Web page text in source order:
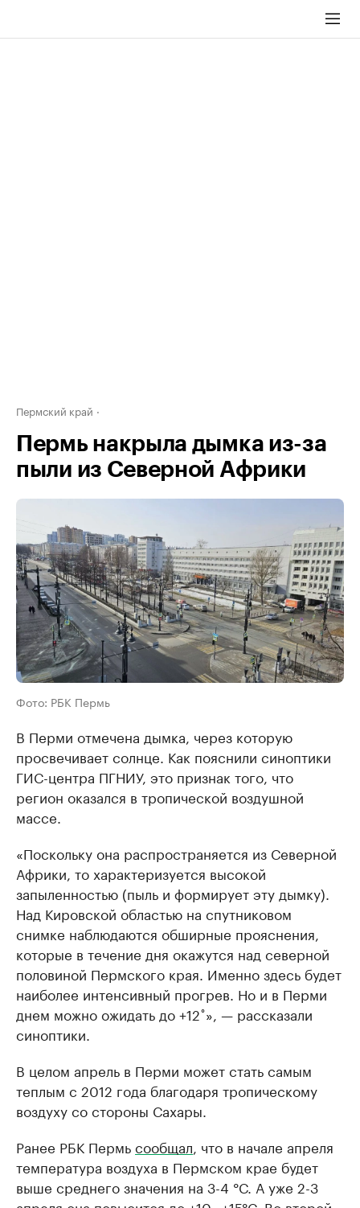
Пермский край
Пермь накрыла дымка из-за
пыли из Северной Африки
Фото: РБК Пермь
В Перми отмечена дымка, через которую
просвечивает солнце. Как пояснили синоптики
ГИС-центра ПГНИУ, это признак того, что
регион оказался в тропической воздушной
массе.
«Поскольку она распространяется из Северной
Африки, то характеризуется высокой
запыленностью (пыль и формирует эту дымку).
Над Кировской областью на спутниковом
снимке наблюдаются обширные прояснения,
которые в течение дня окажутся над северной
половиной Пермского края. Именно здесь будет
наиболее интенсивный прогрев. Но и в Перми
днем можно ожидать до +12˚», — рассказали
синоптики.
В целом апрель в Перми может стать самым
теплым с 2012 года благодаря тропическому
воздуху со стороны Сахары.
Ранее РБК Пермьсообщал , что в начале апреля
температура воздуха в Пермском крае будет
выше среднего значения на 3-4 °С. А уже 2-3